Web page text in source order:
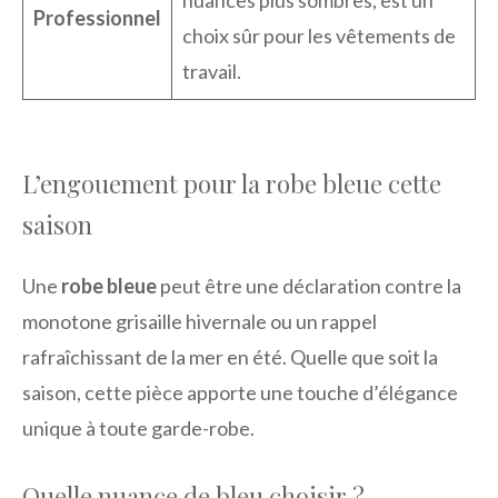
Professionnel
choix sûr pour les vêtements de
travail.
L’engouement pour la robe bleue cette
saison
Une robe bleuepeut être une déclaration contre la
monotone grisaille hivernale ou un rappel
rafraîchissant de la mer en été. Quelle que soit la
saison, cette pièce apporte une touche d’élégance
unique à toute garde-robe.